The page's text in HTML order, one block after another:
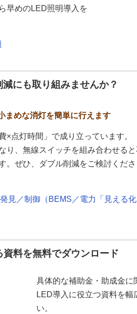
早めのLED照明導入を
にも取り組みませんか？
まめな消灯を簡単に行えます
×点灯時間」で成り立っています。
り、無線スイッチを組み合わせる
。ぜひ、ダブル削減をご検討くださ
見／制御（BEMS／電力「見える
料を無料でダウンロード
具体的な補助金・助成金
LED導入に役立つ資料を
い。